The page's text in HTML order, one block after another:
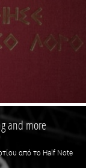
and more
από το Half Note